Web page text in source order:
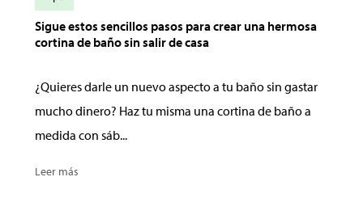
Sigue estos sencillos pasos para crear una hermosa
cortina de baño sin salir de casa
¿Quieres darle un nuevo aspecto a tu baño sin gastar
mucho dinero? Haz tu misma una cortina de baño a
medida con sáb...
Leer más